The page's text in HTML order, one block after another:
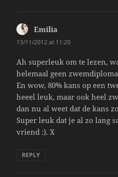
Emilia
13/11/2012 at 11:20
Ah superleuk om te lezen,
helemaal geen
En wow, 80% kans op een
heeel leuk, maar ook heel
dan nu al weet dat de kans
Super leuk dat je al zo lang
vriend :). X
REPLY